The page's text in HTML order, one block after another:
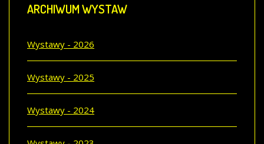
ARCHIWUMWYSTAW
Wystawy - 2026
Wystawy - 2025
Wystawy - 2024